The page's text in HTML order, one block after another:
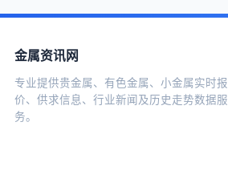
金属资讯网
专业提供贵金属、有色金属、小金属实时报
价、供求信息、行业新闻及历史走势数据服
务。